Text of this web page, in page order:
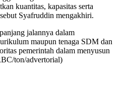
kuantitas, kapasitas serta
Syafruddin mengakhiri.
jalannya dalam
maupun tenaga SDM dan
pemerintah dalam menyusun
ton/advertorial)